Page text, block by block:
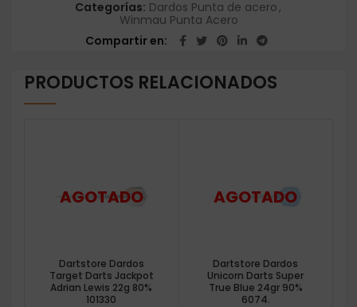
Categorías: Dardos Punta de acero,
Winmau Punta Acero
Compartir en
PRODUCTOS RELACIONADOS
Dartstore Dardos
Target Darts Jackpot
Adrian Lewis 22g 80%
101330
Dartstore Dardos
Unicorn Darts Super
True Blue 24gr 90%
6074.